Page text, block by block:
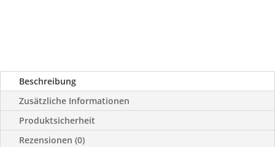
Beschreibung
Zusätzliche Informationen
Produktsicherheit
Rezensionen (0)